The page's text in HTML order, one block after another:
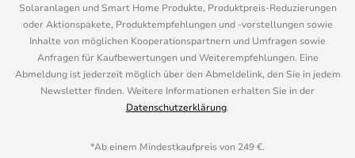
Solaranlagen und Smart Home Produkte, Produktpreis-Reduzierungen
oder Aktionspakete, Produktempfehlungen und -vorstellungen sowie
Inhalte von möglichen Kooperationspartnern und Umfragen sowie
Anfragen für Kaufbewertungen und Weiterempfehlungen. Eine
Abmeldung ist jederzeit möglich über den Abmeldelink, den Sie in jedem
Newsletter finden. Weitere Informationen erhalten Sie in der
Datenschutzerklärung.
*Ab einem Mindestkaufpreis von 249 €.